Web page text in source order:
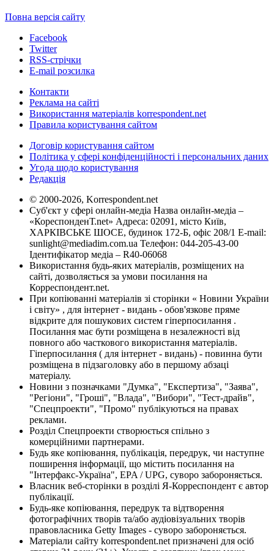
Повна версія сайту
Facebook
Twitter
RSS-стрічки
E-mail розсилка
Контакти
Реклама на сайті
Використання матеріалів korrespondent.net
Правила користування сайтом
Договір користування сайтом
Політика у сфері конфіденційності і персональних даних
Угода щодо користування
Редакція
© 2000-2026, Korrespondent.net
Суб'єкт у сфері онлайн-медіа Назва онлайн-медіа –
«КореспонденТ.net» Адреса: 02091, місто Київ,
ХАРКІВСЬКЕ ШОСЕ, будинок 172-Б, офіс 208/1 E-mail:
sunlight@mediadim.com.ua Телефон: 044-205-43-00
Ідентифікатор медіа – R40-06068
Використання будь-яких матеріалів, розміщених на
сайті, дозволяється за умови посилання на
Корреспондент.net.
При копіюванні матеріалів зі сторінки « Новини України
і світу» , для інтернет - видань - обов'язкове пряме
відкрите для пошукових систем гіперпосилання .
Посилання має бути розміщена в незалежності від
повного або часткового використання матеріалів.
Гіперпосилання ( для інтернет - видань) - повинна бути
розміщена в підзаголовку або в першому абзаці
матеріалу.
Новини з позначками "Думка", "Експертиза", "Заява",
"Регіони", "Гроші", "Влада", "Вибори", "Тест-драйв",
"Спецпроекти", "Промо" публікуються на правах
реклами.
Розділ Спецпроекти створюється спільно з
комерційними партнерами.
Будь яке копіювання, публікація, передрук, чи наступне
поширення інформації, що містить посилання на
"Інтерфакс-Україна", EPA / UPG, суворо забороняється.
Власник веб-сторінки в розділі Я-Корреспондент є автор
публікації.
Будь-яке копіювання, передрук та відтворення
фотографічних творів та/або аудіовізуальних творів
правовласника Getty Images - суворо забороняється.
Матеріали сайту korrespondent.net призначені для осіб